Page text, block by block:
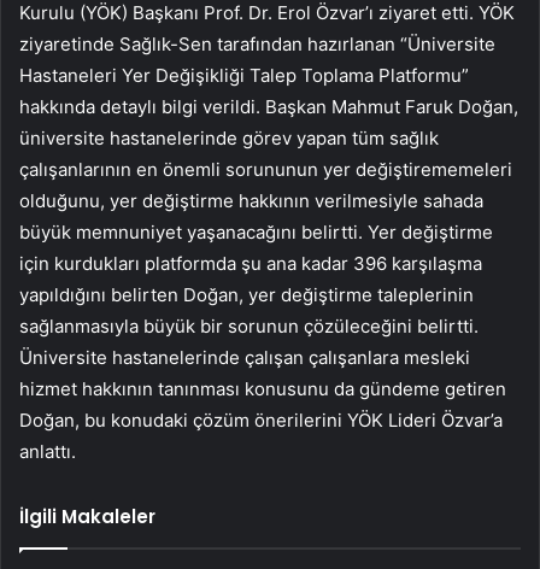
Kurulu (YÖK) Başkanı Prof. Dr. Erol Özvar’ı ziyaret etti. YÖK
ziyaretinde Sağlık-Sen tarafından hazırlanan “Üniversite
Hastaneleri Yer Değişikliği Talep Toplama Platformu”
hakkında detaylı bilgi verildi. Başkan Mahmut Faruk Doğan,
üniversite hastanelerinde görev yapan tüm sağlık
çalışanlarının en önemli sorununun yer değiştirememeleri
olduğunu, yer değiştirme hakkının verilmesiyle sahada
büyük memnuniyet yaşanacağını belirtti. Yer değiştirme
için kurdukları platformda şu ana kadar 396 karşılaşma
yapıldığını belirten Doğan, yer değiştirme taleplerinin
sağlanmasıyla büyük bir sorunun çözüleceğini belirtti.
Üniversite hastanelerinde çalışan çalışanlara mesleki
hizmet hakkının tanınması konusunu da gündeme getiren
Doğan, bu konudaki çözüm önerilerini YÖK Lideri Özvar’a
anlattı.
İlgili Makaleler